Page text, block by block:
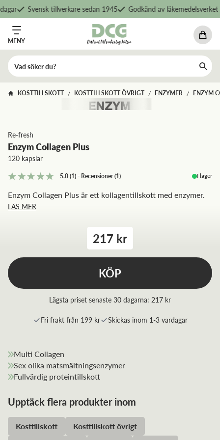
Svensk tillverkare sedan 1945 Godkänd av läkemedelsverket
MENY
KOSTTILLSKOTT / KOSTTILLSKOTT ÖVRIGT / ENZYMER / ENZYM
Re-fresh
Enzym Collagen Plus
120 kapslar
5.0(1)- Recensioner(1) I lager
Enzym Collagen Plus är ett kollagentillskott med enzymer.
LÄS MER
217 kr
KÖP
Lägsta priset senaste 30 dagarna: 217 kr
Fri frakt från 199 kr Skickas inom 1-3 vardagar
Multi Collagen
Sex olika matsmältningsenzymer
Fullvärdig proteintillskott
Upptäck flera produkter inom
Kosttillskott
Kosttillskott övrigt